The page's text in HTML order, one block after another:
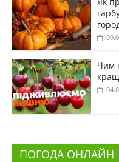
Чим
ПОГОДА ОНЛАЙН